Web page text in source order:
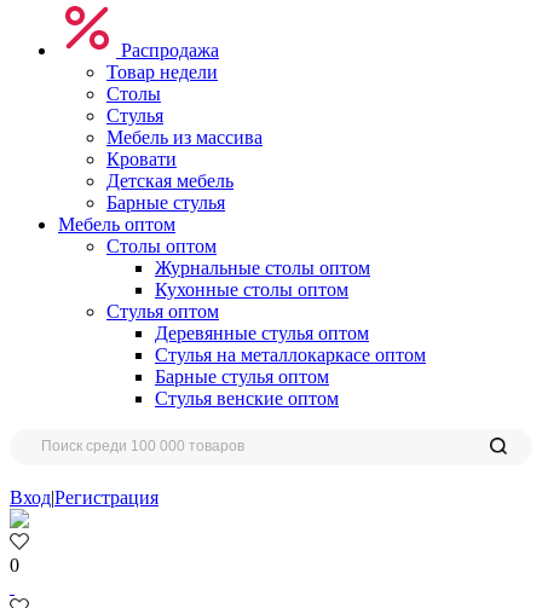
Распродажа
Товар недели
Столы
Стулья
Мебель из массива
Кровати
Детская мебель
Барные стулья
Мебель оптом
Столы оптом
Журнальные столы оптом
Кухонные столы оптом
Стулья оптом
Деревянные стулья оптом
Стулья на металлокаркасе оптом
Барные стулья оптом
Стулья венские оптом
Вход|Регистрация
0